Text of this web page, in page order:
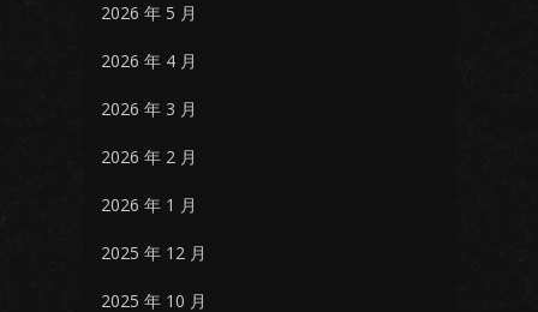
2026 年 5 月
2026 年 4 月
2026 年 3 月
2026 年 2 月
2026 年 1 月
2025 年 12 月
2025 年 10 月